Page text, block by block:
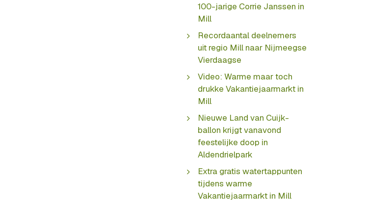
100-jarige Corrie Janssen in
Mill
Recordaantal deelnemers
uit regio Mill naar Nijmeegse
Vierdaagse
Video: Warme maar toch
drukke Vakantiejaarmarkt in
Mill
Nieuwe Land van Cuijk-
ballon krijgt vanavond
feestelijke doop in
Aldendrielpark
Extra gratis watertappunten
tijdens warme
Vakantiejaarmarkt in Mill